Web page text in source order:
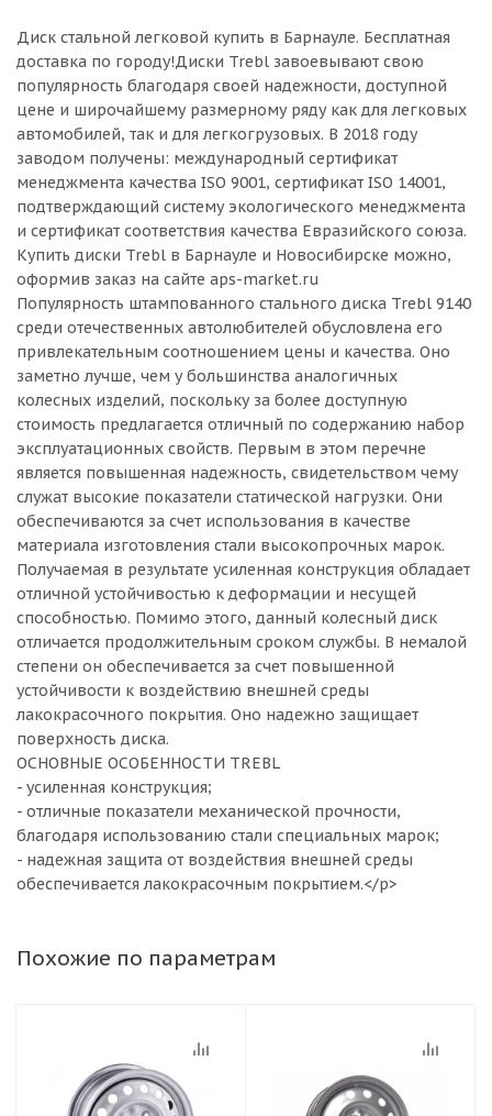
Диск стальной легковой купить в Барнауле. Бесплатная
доставка по городу!Диски Trebl завоевывают свою
популярность благодаря своей надежности, доступной
цене и широчайшему размерному ряду как для легковых
автомобилей, так и для легкогрузовых. В 2018 году
заводом получены: международный сертификат
менеджмента качества ISO 9001, сертификат ISO 14001,
подтверждающий систему экологического менеджмента
и сертификат соответствия качества Евразийского союза.
Купить диски Trebl в Барнауле и Новосибирске можно,
оформив заказ на сайте aps-market.ru
Популярность штампованного стального диска Trebl 9140
среди отечественных автолюбителей обусловлена его
привлекательным соотношением цены и качества. Оно
заметно лучше, чем у большинства аналогичных
колесных изделий, поскольку за более доступную
стоимость предлагается отличный по содержанию набор
эксплуатационных свойств. Первым в этом перечне
является повышенная надежность, свидетельством чему
служат высокие показатели статической нагрузки. Они
обеспечиваются за счет использования в качестве
материала изготовления стали высокопрочных марок.
Получаемая в результате усиленная конструкция обладает
отличной устойчивостью к деформации и несущей
способностью. Помимо этого, данный колесный диск
отличается продолжительным сроком службы. В немалой
степени он обеспечивается за счет повышенной
устойчивости к воздействию внешней среды
лакокрасочного покрытия. Оно надежно защищает
поверхность диска.
ОСНОВНЫЕ ОСОБЕННОСТИ TREBL
- усиленная конструкция;
- отличные показатели механической прочности,
благодаря использованию стали специальных марок;
- надежная защита от воздействия внешней среды
обеспечивается лакокрасочным покрытием.</p>
Похожие по параметрам